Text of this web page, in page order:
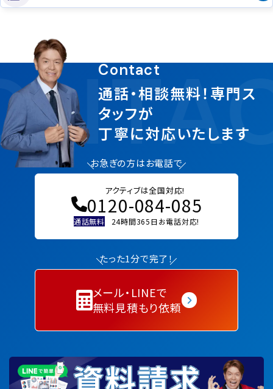
Contact
通話・相談無料！専門ス
タッフが
丁寧に対応いたします
お急ぎの方はお電話で
アクティブは全国対応!
0120-084-085
通話無料 24時間365日お電話対応!
たった1分で完了！
メール・LINEで
無料見積もり依頼